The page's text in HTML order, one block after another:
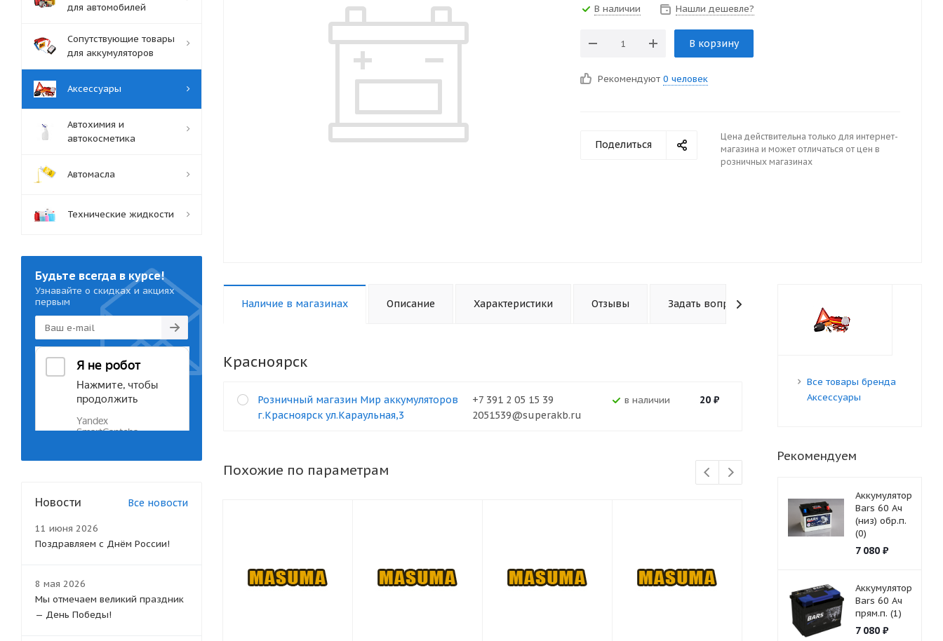
В наличии Нашли дешевле?
В корзину
Рекомендуют 0 человек
Поделиться
Цена действительна только для интернет-
магазина и может отличаться от цен в
розничных магазинах
Наличие в магазинах Описание Характеристики Отзывы Задать вопрос
Красноярск
+7 391 2 05 15 39
2051539@superakb.ru
В наличии 20₽
Розничный магазин Мир аккумуляторов
г.Красноярск ул.Караульная,3
Похожие по параметрам
Все товары бренда
Аксессуары
Рекомендуем
Аккумулятор
Bars 60 Ач
(низ) обр.п.
(0)
7 080₽
Аккумулятор
Bars 60 Ач
прям.п. (1)
7 080₽
для автомобилей
Сопутствующие товары
для аккумуляторов
Аксессуары
Автохимия и
автокосметика
Автомасла
Технические жидкости
Будьте всегда в курсе!
Узнавайте о скидках и акциях
первым
Новости Все новости
11 июня 2026
Поздравляем с Днём России!
8 мая 2026
Мы отмечаем великий праздник
— День Победы!